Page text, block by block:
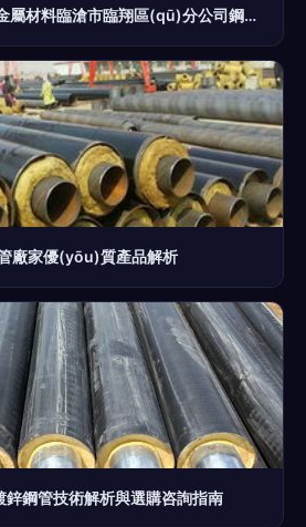
精拉管供應新標桿 魯金屬材料臨滄市臨翔區(qū)分公司鋼管服務解析
廠家優(yōu)質產品解析
鋅鋼管技術解析與選購咨詢指南